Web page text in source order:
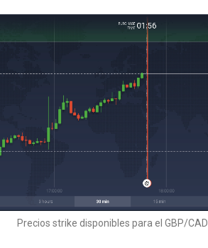
Precios strike disponibles para el GBP/CAD